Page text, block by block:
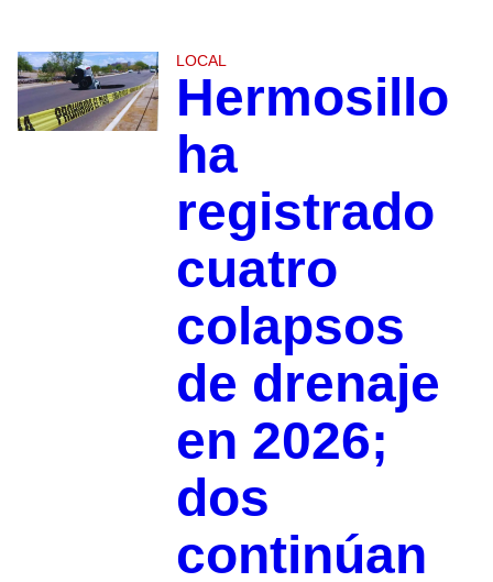
LOCAL
Hermosillo
ha
registrado
cuatro
colapsos
de drenaje
en 2026;
dos
continúan